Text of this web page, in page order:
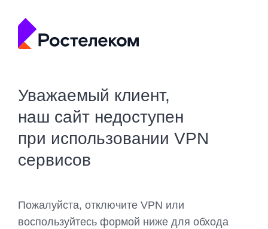
Уважаемый клиент,
наш сайт недоступен
при использовании VPN
сервисов
Пожалуйста, отключите VPN или
воспользуйтесь формой ниже для обхода